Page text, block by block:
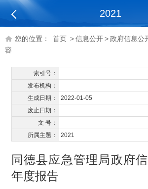
2021
您的位置： 首页 >信息公开>政府信息公
容
索引号：
发布机构：
生成日期：
2022-01-05
废止日期：
文 号：
所属主题：
2021
同德县应急管理局政府
年度报告